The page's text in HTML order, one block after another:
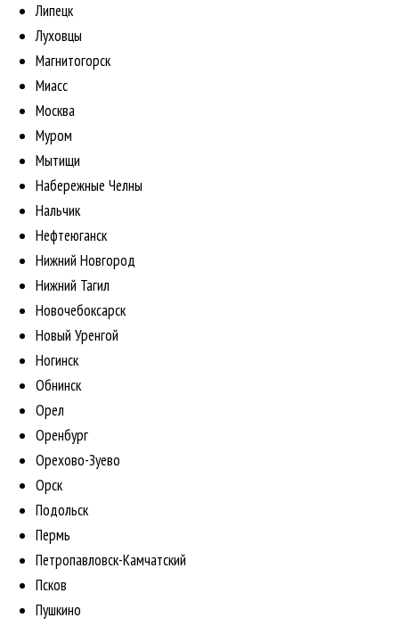
Липецк
Луховцы
Магнитогорск
Миасс
Москва
Муром
Мытищи
Набережные Челны
Нальчик
Нефтеюганск
Нижний Новгород
Нижний Тагил
Новочебоксарск
Новый Уренгой
Ногинск
Обнинск
Орел
Оренбург
Орехово-Зуево
Орск
Подольск
Пермь
Петропавловск-Камчатский
Псков
Пушкино